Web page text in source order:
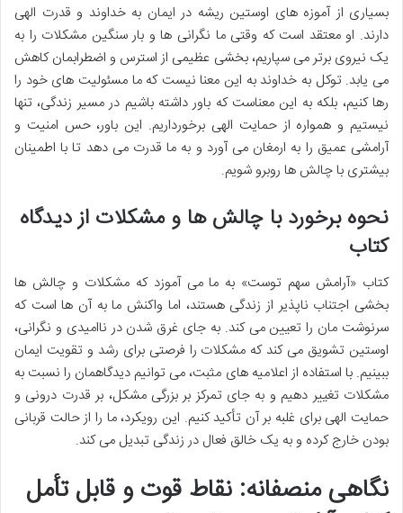
بسیاری از آموزه های اوستین ریشه در ایمان به خداوند و قدرت الهی
دارند. او معتقد است که وقتی ما نگرانی ها و بار سنگین مشکلات را به
یک نیروی برتر می سپاریم، بخشی عظیمی از استرس و اضطرابمان کاهش
می یابد. توکل به خداوند به این معنا نیست که ما مسئولیت های خود را
رها کنیم، بلکه به این معناست که باور داشته باشیم در مسیر زندگی، تنها
نیستیم و همواره از حمایت الهی برخورداریم. این باور، حس امنیت و
آرامشی عمیق را به ارمغان می آورد و به ما قدرت می دهد تا با اطمینان
بیشتری با چالش ها روبرو شویم.
نحوه برخورد با چالش ها و مشکلات از دیدگاه
کتاب
کتاب «آرامش سهم توست» به ما می آموزد که مشکلات و چالش ها
بخشی اجتناب ناپذیر از زندگی هستند، اما واکنش ما به آن ها است که
سرنوشت مان را تعیین می کند. به جای غرق شدن در ناامیدی و نگرانی،
اوستین تشویق می کند که مشکلات را فرصتی برای رشد و تقویت ایمان
ببینیم. با استفاده از اعلامیه های مثبت، می توانیم دیدگاهمان را نسبت به
مشکلات تغییر دهیم و به جای تمرکز بر بزرگی مشکل، بر قدرت درونی و
حمایت الهی برای غلبه بر آن تأکید کنیم. این رویکرد، ما را از حالت قربانی
بودن خارج کرده و به یک خالق فعال در زندگی تبدیل می کند.
نگاهی منصفانه: نقاط قوت و قابل تأمل